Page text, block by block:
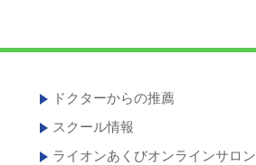
ドクターからの推薦
スクール情報
ライオンあくびオンラインサロン